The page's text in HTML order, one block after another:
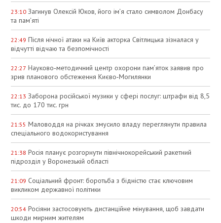
23:10 Загинув Олексій Юков, його ім’я стало символом Донбасу
та пам’яті
22:49 Після нічної атаки на Київ акторка Світлицька зізналася у
відчутті відчаю та безпомічності
22:27 Науково‑методичний центр охорони пам’яток заявив про
зрив планового обстеження Києво‑Могилянки
22:13 Заборона російської музики у сфері послуг: штрафи від 8,5
тис. до 170 тис. грн
21:55 Маловоддя на річках змусило владу переглянути правила
спеціального водокористування
21:38 Росія планує розгорнути північнокорейський ракетний
підрозділ у Воронезькій області
21:09 Соціальний фронт: боротьба з бідністю стає ключовим
викликом державної політики
20:54 Росіяни застосовують дистанційне мінування, щоб завдати
шкоди мирним жителям